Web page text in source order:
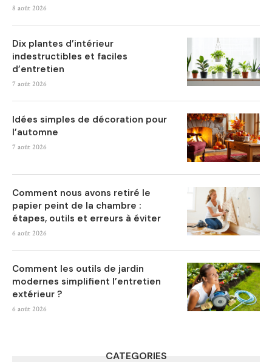
8 août 2026
Dix plantes d’intérieur
indestructibles et faciles
d’entretien
7 août 2026
Idées simples de décoration pour
l’automne
7 août 2026
Comment nous avons retiré le
papier peint de la chambre :
étapes, outils et erreurs à éviter
6 août 2026
Comment les outils de jardin
modernes simplifient l’entretien
extérieur ?
6 août 2026
CATEGORIES